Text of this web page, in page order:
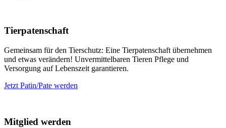
Tierpatenschaft
Gemeinsam für den Tierschutz: Eine Tierpatenschaft übernehmen
und etwas verändern! Unvermittelbaren Tieren Pflege und
Versorgung auf Lebenszeit garantieren.
Jetzt Patin/Pate werden
Mitglied werden